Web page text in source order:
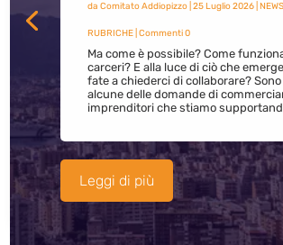
da Comitato Addiopizzo| 25 Luglio 2026| NEWS
RUBRICHE| Commenti 0
Ma come è possibile? Come
carceri? E alla luce di ciò che
fate a chiederci di collaborare? Sono
alcune delle domande di
imprenditori che stiamo
Leggi di più